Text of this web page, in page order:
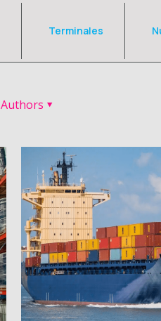
Terminales
Authors